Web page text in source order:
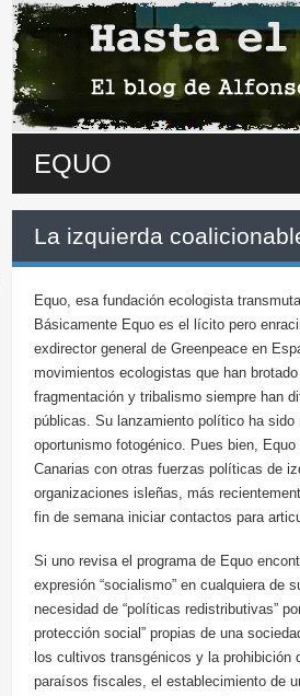
EQUO
La izquierda
Equo, esa fundación ecologista
Básicamente Equo es el lícito pero
exdirector general de Greenpeace en
movimientos ecologistas que han
fragmentación y tribalismo siempre han
públicas. Su lanzamiento político ha
oportunismo fotogénico. Pues bien,
Canarias con otras fuerzas políticas de
organizaciones isleñas, más
fin de semana iniciar contactos para
Si uno revisa el programa de Equo
expresión “socialismo” en cualquiera de
necesidad de “políticas redistributivas”
protección social” propias de una
los cultivos transgénicos y la
paraísos fiscales, el establecimiento de